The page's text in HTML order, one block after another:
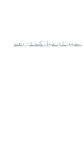
ہمیں ای میل کے ذریعے